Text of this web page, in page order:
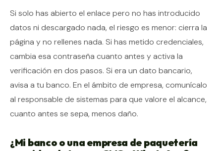
Si solo has abierto el enlace pero no has introducido
datos ni descargado nada, el riesgo es menor: cierra la
página y no rellenes nada. Si has metido credenciales,
cambia esa contraseña cuanto antes y activa la
verificación en dos pasos. Si era un dato bancario,
avisa a tu banco. En el ámbito de empresa, comunícalo
al responsable de sistemas para que valore el alcance,
cuanto antes se sepa, menos daño.
¿Mi banco o una empresa de paquetería